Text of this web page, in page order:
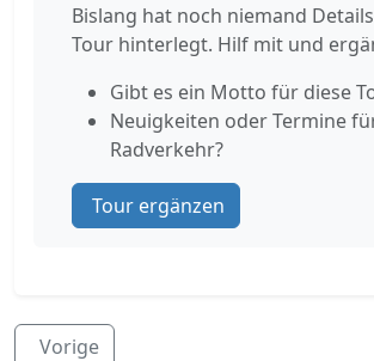
Bislang hat noch niemand
Tour hinterlegt. Hilf mit und
Gibt es ein Motto für diese
Neuigkeiten oder Termine
Radverkehr?
Tour ergänzen
Vorige